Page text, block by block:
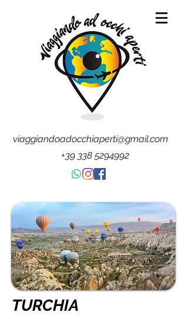
viaggiandoadocchiaperti@gmail.com
+39 338 5294992
TURCHIA